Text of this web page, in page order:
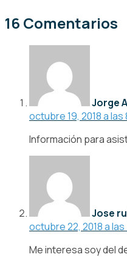
16 Comentarios
Jorge
octubre 19, 2018 a las
Información para
Jose
octubre 22, 2018 a
Me interesa soy del